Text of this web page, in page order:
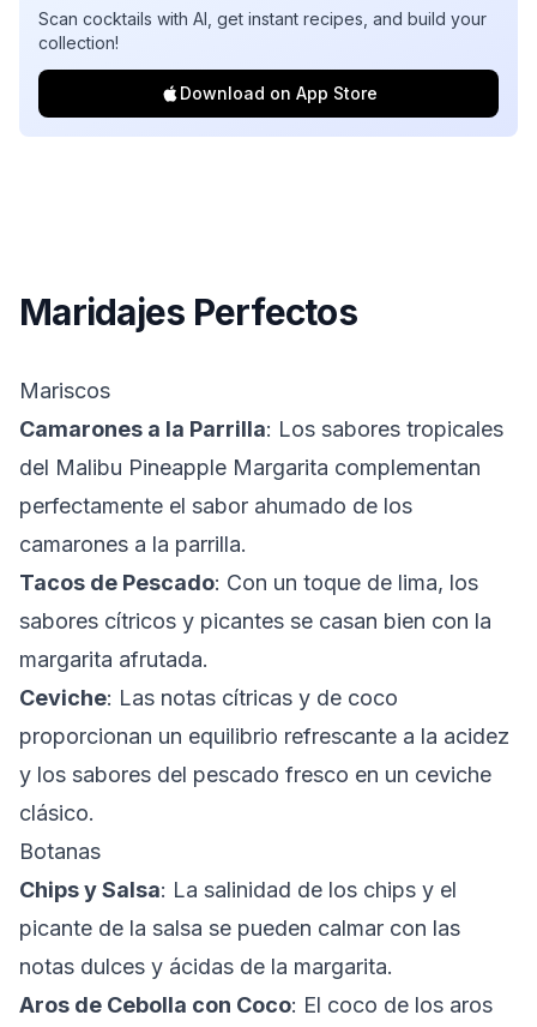
Scan cocktails with AI, get instant recipes, and build your
collection!
Download on App Store
Maridajes Perfectos
Mariscos
Camarones a la Parrilla: Los sabores tropicales
del Malibu Pineapple Margarita complementan
perfectamente el sabor ahumado de los
camarones a la parrilla.
Tacos de Pescado: Con un toque de lima, los
sabores cítricos y picantes se casan bien con la
margarita afrutada.
Ceviche: Las notas cítricas y de coco
proporcionan un equilibrio refrescante a la acidez
y los sabores del pescado fresco en un ceviche
clásico.
Botanas
Chips y Salsa: La salinidad de los chips y el
picante de la salsa se pueden calmar con las
notas dulces y ácidas de la margarita.
Aros de Cebolla con Coco: El coco de los aros